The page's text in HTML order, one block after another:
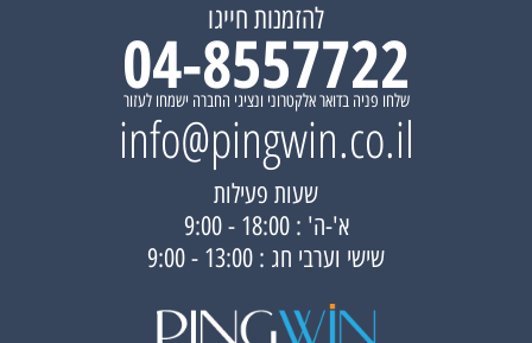
להזמנות חייגו
04-8557722
שלחו פניה בדואר אלקטרוני ונציגי החברה ישמחו לעזור
info@pingwin.co.il
שעות פעילות
א'-ה' : 18:00 - 9:00
שישי וערבי חג : 13:00 - 9:00